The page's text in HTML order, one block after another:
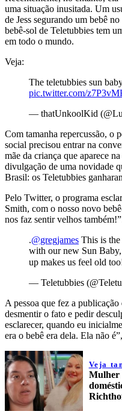
uma situação inusitada. Um
de Jess segurando um bebê
bebê-sol de Teletubbies tem
em todo o mundo.
Veja:
The teletubbies sun
pic.twitter.com/
— thatUnkoolKid
Com tamanha repercussão, o
social precisou entrar na
mãe da criança que aparece
divulgação de uma novidade
Brasil: os Teletubbies
Pelo Twitter, o programa
Smith, com o nosso novo
nos faz sentir velhos
.@gregjames This is
with our new Sun
up makes us feel old
— Teletubbies
A pessoa que fez a
desmentir o fato e pedir
esclarecer, quando eu
era o bebê era dela. Ela não
Veja
Mulher